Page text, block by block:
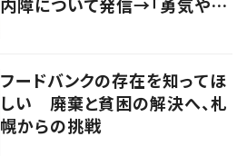
フードバンクの存在を知ってほ
しい 廃棄と貧困の解決へ、札
幌からの挑戦